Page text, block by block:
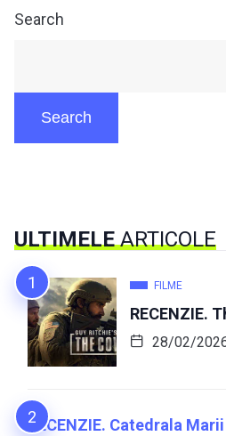
Search
Search
ULTIMELEARTICOLE
FILME
RECENZIE.
28/02/
RECENZIE. Catedrala Marii